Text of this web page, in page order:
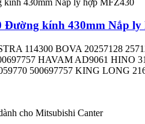
Đường kính 430mm Nắp
114300 BOVA 20257128
HAVAM AD9061 HINO
500697757 KING LONG